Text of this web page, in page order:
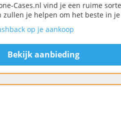
Cases.nl vind je een ruime
zullen je helpen om het beste in
op je aankoop
Bekijk aanbieding